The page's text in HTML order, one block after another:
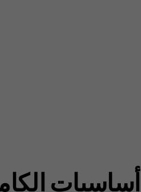
أساسيات